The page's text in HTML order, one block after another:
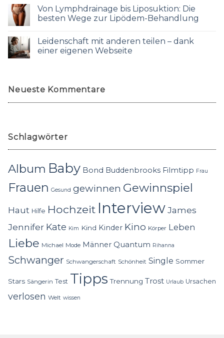
Von Lymphdrainage bis Liposuktion: Die
besten Wege zur Lipödem-Behandlung
Leidenschaft mit anderen teilen – dank
einer eigenen Webseite
Neueste Kommentare
Schlagwörter
Album Baby Bond Buddenbrooks Filmtipp Frau
Frauen Gesund gewinnen Gewinnspiel
Haut Hilfe Hochzeit InterviewJames
Jennifer Kate Kim Kind Kinder Kino Körper Leben
Liebe Michael Mode Männer Quantum Rihanna
Schwanger Schwangerschaft Schönheit Single Sommer
Stars Sängerin Test Tipps Trennung Trost Urlaub Ursachen
verlosen Welt wissen